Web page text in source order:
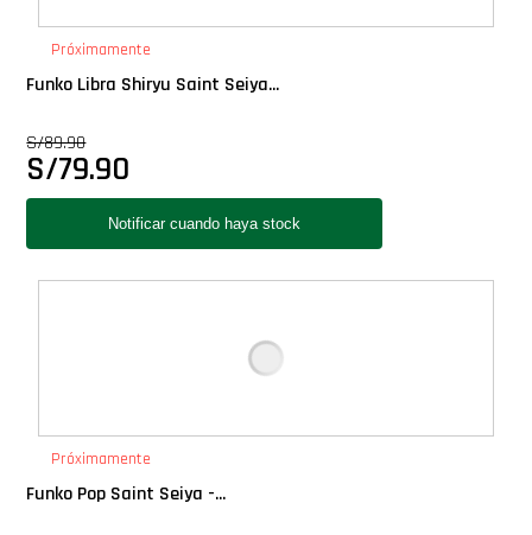
Plush
Pop Nook (Rincon)
Pop Regular
Pop Rides
PRÓXIMAMENTE
Próximamente
Funko Libra Shiryu Saint Seiya...
S/89.90
S/79.90
Próximamente
Funko Pop Saint Seiya -...